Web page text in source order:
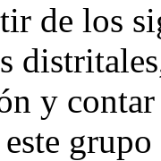
de los
y